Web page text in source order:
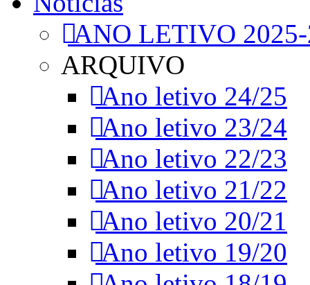
ANO LETIVO
ARQUIVO
Ano letivo 24/25
Ano letivo 23/24
Ano letivo 22/23
Ano letivo 21/22
Ano letivo 20/21
Ano letivo 19/20